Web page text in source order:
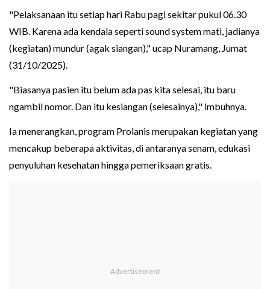
"Pelaksanaan itu setiap hari Rabu pagi sekitar pukul 06.30
WIB. Karena ada kendala seperti sound system mati, jadianya
(kegiatan) mundur (agak siangan)," ucap Nuramang, Jumat
(31/10/2025).
"Biasanya pasien itu belum ada pas kita selesai, itu baru
ngambil nomor. Dan itu kesiangan (selesainya)," imbuhnya.
Ia menerangkan, program Prolanis merupakan kegiatan yang
mencakup beberapa aktivitas, di antaranya senam, edukasi
penyuluhan kesehatan hingga pemeriksaan gratis.